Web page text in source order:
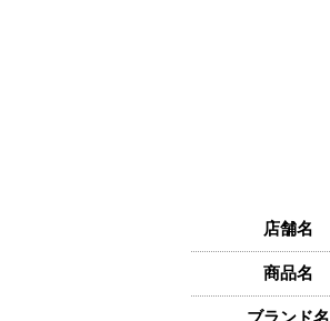
店舗名
商品名
ブランド名